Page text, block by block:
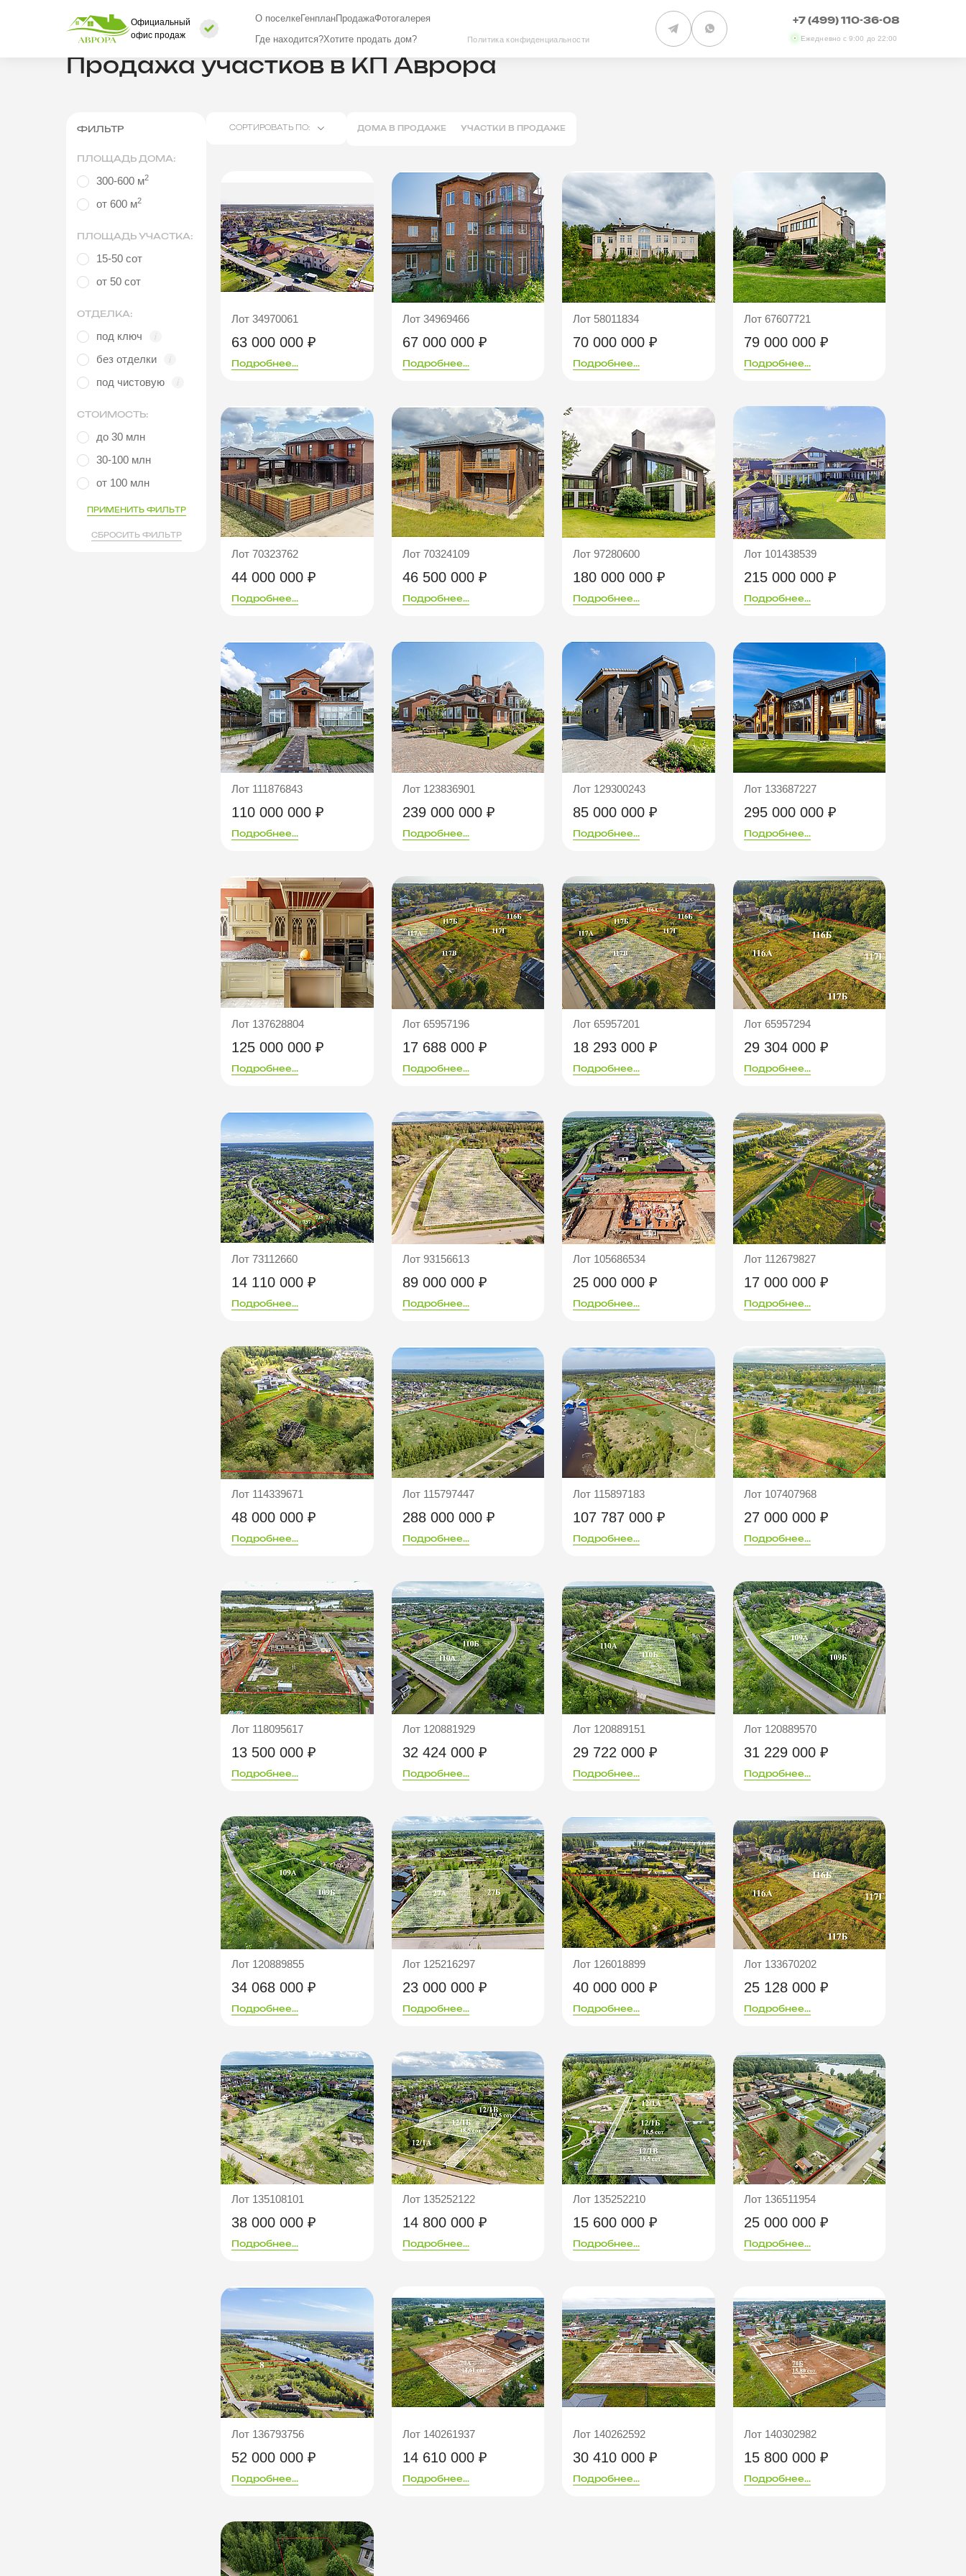
Официальный
офис продаж
О поселкеГенпланПродажаФотогалерея
Где находится?Хотите продать дом? Политика конфиденциальности
+7 (499) 110-36-08
Ежедневно с 9:00 до 22:00
Поселок Аврора Недвижимость в поселке Аврора
Продажа участков в КП Аврора
ФИЛЬТР
ПЛОЩАДЬ ДОМА:
300-600 м2
от 600 м2
ПЛОЩАДЬ УЧАСТКА:
15-50 сот
от 50 сот
ОТДЕЛКА:
под ключ
без отделки
под чистовую
СТОИМОСТЬ:
до 30 млн
30-100 млн
от 100 млн
ПРИМЕНИТЬ ФИЛЬТР
СБРОСИТЬ ФИЛЬТР
СОРТИРОВАТЬ ПО: ДОМА В ПРОДАЖЕ УЧАСТКИ В ПРОДАЖЕ
Лот 34970061
63 000 000 ₽
Подробнее...
Лот 34969466
67 000 000 ₽
Подробнее...
Лот 58011834
70 000 000 ₽
Подробнее...
Лот 67607721
79 000 000 ₽
Подробнее...
Лот 70323762
44 000 000 ₽
Подробнее...
Лот 70324109
46 500 000 ₽
Подробнее...
Лот 97280600
180 000 000 ₽
Подробнее...
Лот 101438539
215 000 000 ₽
Подробнее...
Лот 111876843
110 000 000 ₽
Подробнее...
Лот 123836901
239 000 000 ₽
Подробнее...
Лот 129300243
85 000 000 ₽
Подробнее...
Лот 133687227
295 000 000 ₽
Подробнее...
Лот 137628804
125 000 000 ₽
Подробнее...
Лот 65957196
17 688 000 ₽
Подробнее...
Лот 65957201
18 293 000 ₽
Подробнее...
Лот 65957294
29 304 000 ₽
Подробнее...
Лот 73112660
14 110 000 ₽
Подробнее...
Лот 93156613
89 000 000 ₽
Подробнее...
Лот 105686534
25 000 000 ₽
Подробнее...
Лот 112679827
17 000 000 ₽
Подробнее...
Лот 114339671
48 000 000 ₽
Подробнее...
Лот 115797447
288 000 000 ₽
Подробнее...
Лот 115897183
107 787 000 ₽
Подробнее...
Лот 107407968
27 000 000 ₽
Подробнее...
Лот 118095617
13 500 000 ₽
Подробнее...
Лот 120881929
32 424 000 ₽
Подробнее...
Лот 120889151
29 722 000 ₽
Подробнее...
Лот 120889570
31 229 000 ₽
Подробнее...
Лот 120889855
34 068 000 ₽
Подробнее...
Лот 125216297
23 000 000 ₽
Подробнее...
Лот 126018899
40 000 000 ₽
Подробнее...
Лот 133670202
25 128 000 ₽
Подробнее...
Лот 135108101
38 000 000 ₽
Подробнее...
Лот 135252122
14 800 000 ₽
Подробнее...
Лот 135252210
15 600 000 ₽
Подробнее...
Лот 136511954
25 000 000 ₽
Подробнее...
Лот 136793756
52 000 000 ₽
Подробнее...
Лот 140261937
14 610 000 ₽
Подробнее...
Лот 140262592
30 410 000 ₽
Подробнее...
Лот 140302982
15 800 000 ₽
Подробнее...